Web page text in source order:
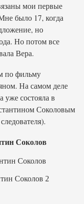
мои первые
было 17, когда
но
Но потом все
Вера.
по фильму
На самом деле
уже состояла в
Соколовым
Соколов